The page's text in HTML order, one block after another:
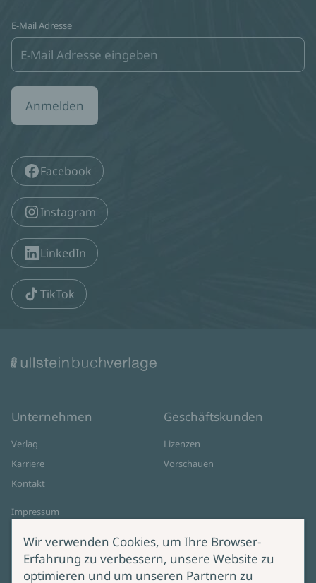
E-Mail Adresse
Anmelden
Facebook
Instagram
LinkedIn
TikTok
Unternehmen
Verlag
Karriere
Kontakt
Impressum
Cookie-Einstellungen
AGB Online Shop
Geschäftskunden
Lizenzen
Vorschauen
Wir verwenden Cookies, um Ihre Browser-
Erfahrung zu verbessern, unsere Website zu
optimieren und um unseren Partnern zu